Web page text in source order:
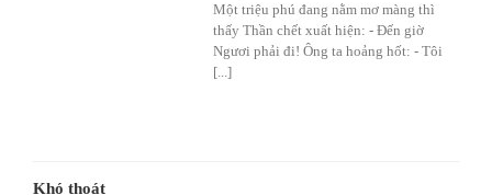
Một triệu phú đang nằm mơ màng thì
thấy Thần chết xuất hiện: - Đến giờ
Ngươi phải đi! Ông ta hoảng hốt: - Tôi
[...]
Khó thoát